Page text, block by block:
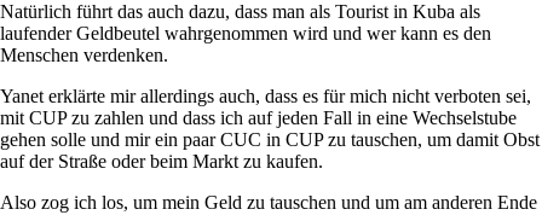
Natürlich führt das auch dazu, dass man als Tourist in Kuba als
laufender Geldbeutel wahrgenommen wird und wer kann es den
Menschen verdenken.
Yanet erklärte mir allerdings auch, dass es für mich nicht verboten sei,
mit CUP zu zahlen und dass ich auf jeden Fall in eine Wechselstube
gehen solle und mir ein paar CUC in CUP zu tauschen, um damit Obst
auf der Straße oder beim Markt zu kaufen.
Also zog ich los, um mein Geld zu tauschen und um am anderen Ende